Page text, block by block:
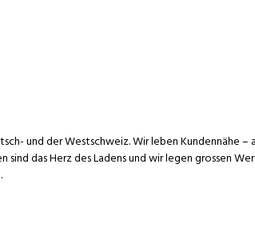
und der Westschweiz. Wir leben Kundennähe –
das Herz des Ladens und wir legen grossen